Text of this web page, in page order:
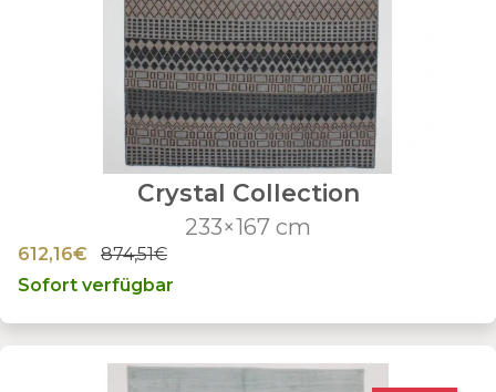
Crystal Collection
233×167 cm
612,16€
874,51€
Sofort verfügbar